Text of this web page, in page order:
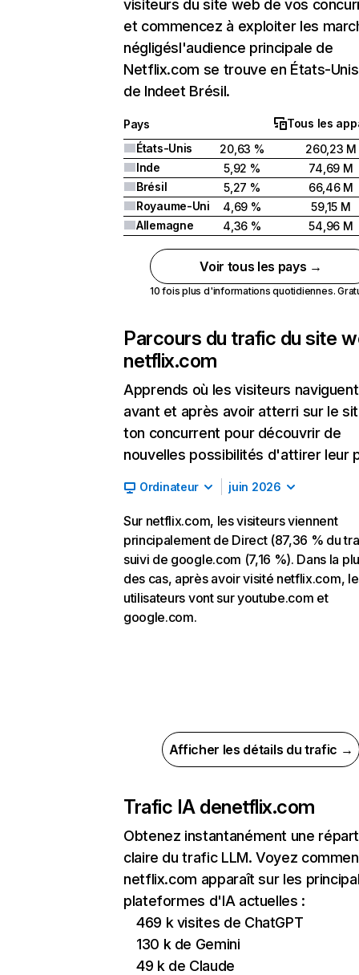
visiteurs du site web de vos
et commencez à exploiter les
négligésl'audience principale de
Netflix.com se trouve en États-
de Indeet Brésil.
Pays
Tous les
États-Unis
20,63 %
260,23 M
Inde
5,92 %
74,69 M
Brésil
5,27 %
66,46 M
Royaume-Uni
4,69 %
59,15 M
Allemagne
4,36 % 54,96 M
Voir tous les pays →
10 fois plus d'informations quotidiennes.
Parcours du trafic du site
netflix.com
Apprends où les visiteurs naviguent
avant et après avoir atterri sur le
ton concurrent pour découvrir de
nouvelles possibilités d'attirer leur
Ordinateur juin 2026
Sur netflix.com, les visiteurs viennent
principalement de Direct (87,36 % du
suivi de google.com (7,16 %). Dans la
des cas, après avoir visité netflix.com,
utilisateurs vont sur youtube.com et
google.com.
Afficher les détails du trafic →
Trafic IA denetflix.com
Obtenez instantanément une
claire du trafic LLM. Voyez
netflix.com apparaît sur les
plateformes d'IA actuelles :
469 k visites de ChatGPT
130 k de Gemini
49 k de Claude